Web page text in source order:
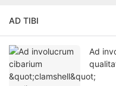
AD TIBI
Ad